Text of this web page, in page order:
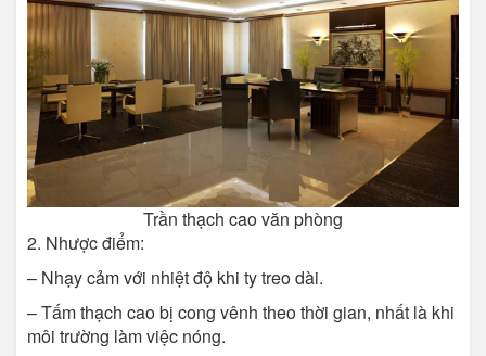
Trần thạch cao văn phòng
2. Nhược điểm:
– Nhạy cảm với nhiệt độ khi ty treo dài.
– Tấm thạch cao bị cong vênh theo thời gian, nhất là khi
môi trường làm việc nóng.